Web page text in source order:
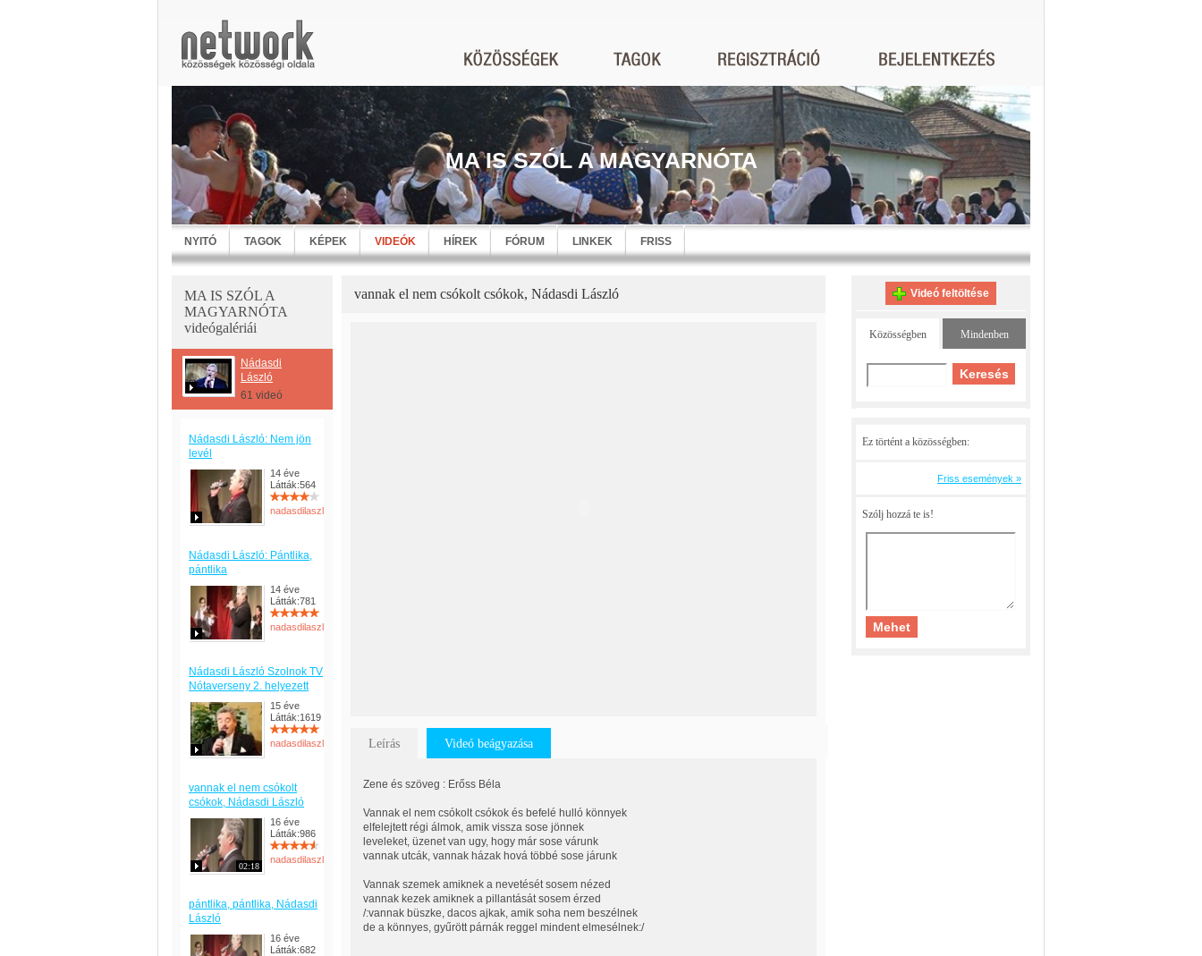
MA IS SZÓL A MAGYARNÓTA
NYITÓ TAGOK KÉPEK VIDEÓK HÍREK FÓRUM LINKEK FRISS
MA IS SZÓL A
MAGYARNÓTA
videógalériái
Nádasdi
László
61 videó
Nádasdi László: Nem jön
levél
14 éve
Látták:564
nadasdilaszlo
Nádasdi László: Pántlika,
pántlika
14 éve
Látták:781
nadasdilaszlo
Nádasdi László Szolnok TV
Nótaverseny 2. helyezett
15 éve
Látták:1619
nadasdilaszlo
vannak el nem csókolt
csókok, Nádasdi László
02:18
16 éve
Látták:986
nadasdilaszlo
pántlika, pántlika, Nádasdi
László
16 éve
Látták:682
vannak el nem csókolt csókok, Nádasdi László
Leírás Videó beágyazása
Zene és szöveg : Erőss Béla
Vannak el nem csókolt csókok és befelé hulló könnyek
elfelejtett régi álmok, amik vissza sose jönnek
leveleket, üzenet van ugy, hogy már sose várunk
vannak utcák, vannak házak hová többé sose járunk
Vannak szemek amiknek a nevetését sosem nézed
vannak kezek amiknek a pillantását sosem érzed
/:vannak büszke, dacos ajkak, amik soha nem beszélnek
de a könnyes, gyűrött párnák reggel mindent elmesélnek:/
Videó feltöltése
Közösségben Mindenben
Ez történt a közösségben:
Friss események »
Szólj hozzá te is!